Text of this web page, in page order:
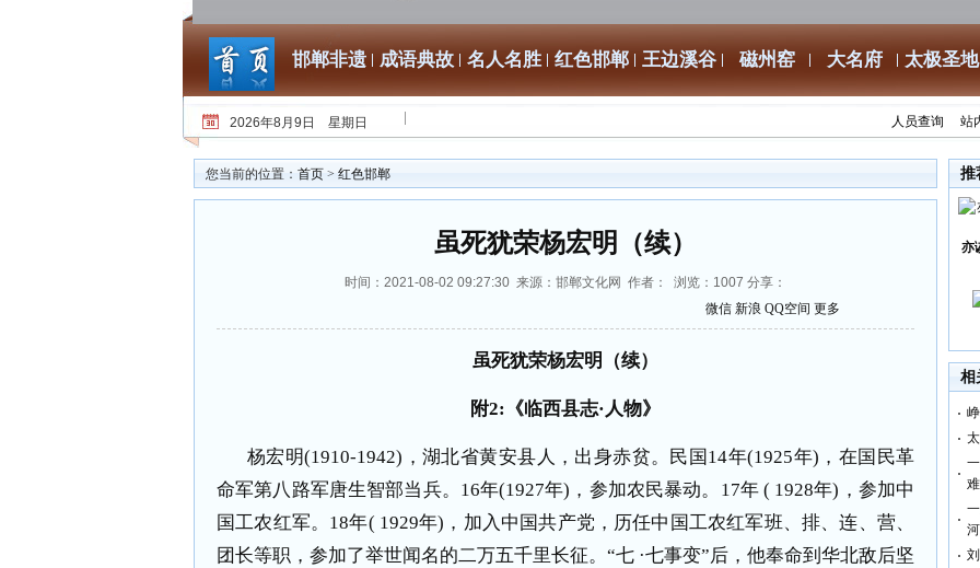
邯郸非遗 成语典故 名人名胜 红色邯郸 王边溪谷 磁州窑 大名府 太极圣地
2026年8月9日 星期日 人员查询 站
您当前的位置： 首页 > 红色邯郸
虽死犹荣杨宏明（续）
时间：2021-08-02 09:27:30 来源：邯郸文化网 作者： 浏览： 1007 分享：
微信 新浪 QQ空间 更多
虽死犹荣杨宏明（续）
附2:《临西县志·人物》
杨宏明(1910-1942)，湖北省黄安县人，出身赤贫。民国14年(1925年)，在国民革
命军第八路军唐生智部当兵。16年(1927年)，参加农民暴动。17年 ( 1928年)，参加中
国工农红军。18年( 1929年)，加入中国共产党，历任中国工农红军班、排、连、营、
团长等职，参加了举世闻名的二万五千里长征。“七 ·七事变”后，他奉命到华北敌后坚
推
亦
相
难
河